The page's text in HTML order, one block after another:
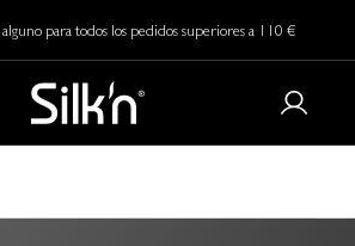
para todos los pedidos superiores a 110 €